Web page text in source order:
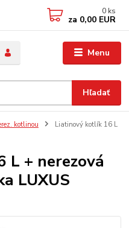
Menu
Hľadať
0 ks
za 0,00 EUR
kotlinou
Liatinový kotlík 16 L
+ nerezová
LUXUS